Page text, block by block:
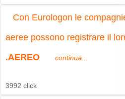
Con Eurologon le
aeree possono registrare il
.AEREO
continua...
3992 click